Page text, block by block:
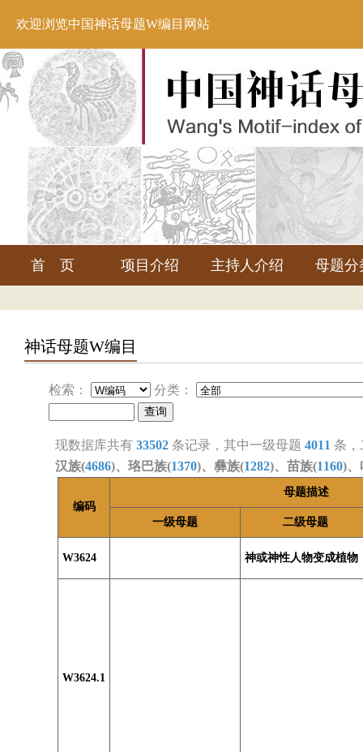
欢迎浏览中国神话母题W编目网站
首 页 项目介绍 主持人介绍 母题分
神话母题W编目
检索： 分类：
现数据库共有 33502 条记录，其中一级母题 4011 条
汉族(4686)、珞巴族(1370)、彝族(1282)、苗族(1160)、
编码
母题描述
一级母题 二级母题
W3624 神或神性人物变成植物
W3624.1